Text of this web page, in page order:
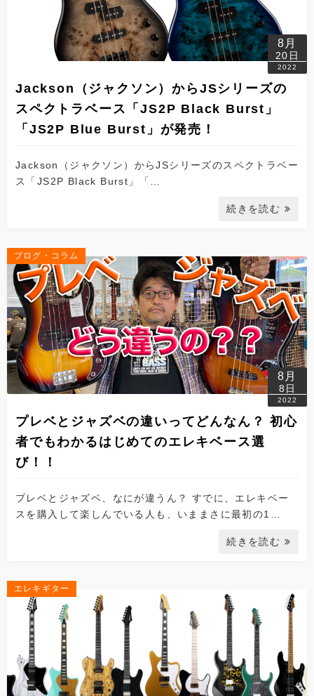
8月
20日
2022
Jackson（ジャクソン）からJSシリーズの
スペクトラベース「JS2P Black Burst」
「JS2P Blue Burst」が発売！
Jackson（ジャクソン）からJSシリーズのスペクトラベー
ス「JS2P Black Burst」「…
続きを読む
ブログ・コラム
8月
8日
2022
プレベとジャズベの違いってどんなん？ 初心
者でもわかるはじめてのエレキベース選
び！！
プレベとジャズベ、なにが違うん？ すでに、エレキベー
スを購入して楽しんでいる人も、いままさに最初の1…
続きを読む
エレキギター